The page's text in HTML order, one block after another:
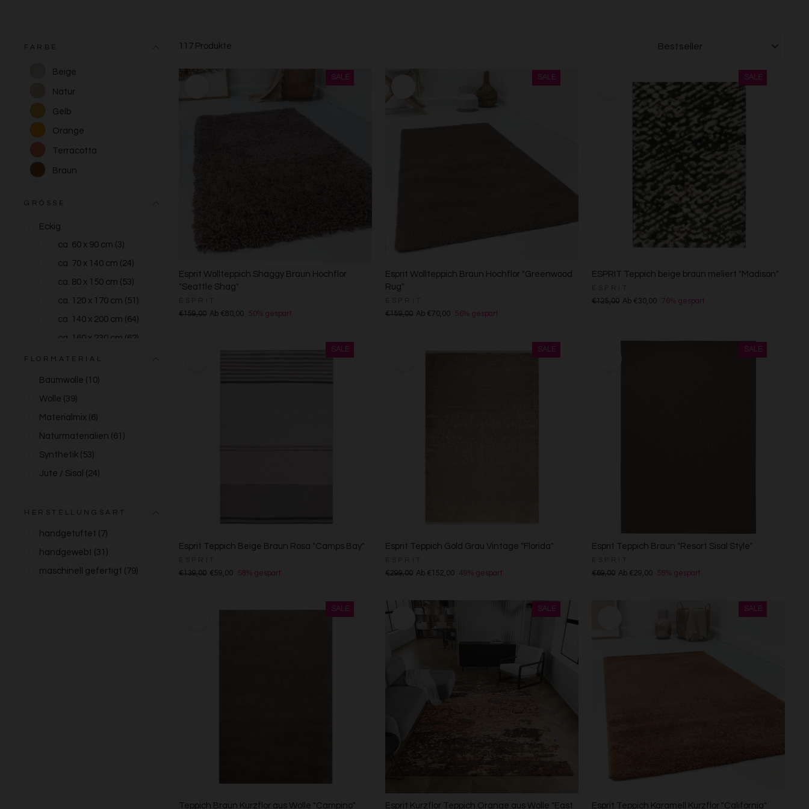
FARBE
Beige
Natur
Gelb
Orange
Terracotta
Braun
GRÖSSE
Eckig
ca. 60 x 90 cm (3)
ca. 70 x 140 cm (24)
ca. 80 x 150 cm (53)
ca. 120 x 170 cm (51)
ca. 140 x 200 cm (64)
ca. 160 x 230 cm (62)
ca. 200 x 300 cm
ca. 250 x 350 cm
ca. 300 x 400 cm
Rund (5)
Läufer
Quadratisch (9)
FLORMATERIAL
Baumwolle (10)
Wolle (39)
Materialmix (6)
Naturmaterialien (61)
Synthetik (53)
Jute / Sisal (24)
HERSTELLUNGSART
handgetuftet (7)
handgewebt (31)
maschinell gefertigt (79)
117 Produkte
Esprit Wollteppich Shaggy Braun Hochflor
"Seattle Shag"
€159,00 Ab €80,00 50% gespart
Esprit Wollteppich Braun Hochflor "Greenwood
Rug"
€159,00 Ab €70,00 56% gespart
ESPRIT Teppich beige braun meliert "Madison"
€125,00 Ab €30,00 76% gespart
Esprit Teppich Beige Braun Rosa "Camps Bay"
€139,00 €59,00 58% gespart
Esprit Teppich Gold Grau Vintage "Florida"
€299,00 Ab €152,00 49% gespart
Esprit Teppich Braun "Resort Sisal Style"
€69,00 Ab €29,00 58% gespart
Teppich Braun Kurzflor aus Wolle "Campino"
Esprit Kurzflor Teppich Orange aus Wolle "East
Esprit Teppich Karamell Kurzflor "California"